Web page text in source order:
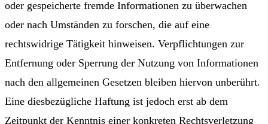
oder gespeicherte fremde Informationen zu überwachen
oder nach Umständen zu forschen, die auf eine
rechtswidrige Tätigkeit hinweisen. Verpflichtungen zur
Entfernung oder Sperrung der Nutzung von Informationen
nach den allgemeinen Gesetzen bleiben hiervon unberührt.
Eine diesbezügliche Haftung ist jedoch erst ab dem
Zeitpunkt der Kenntnis einer konkreten Rechtsverletzung